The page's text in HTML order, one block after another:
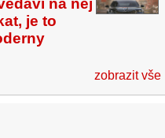
na něj
je to
zobrazit vše